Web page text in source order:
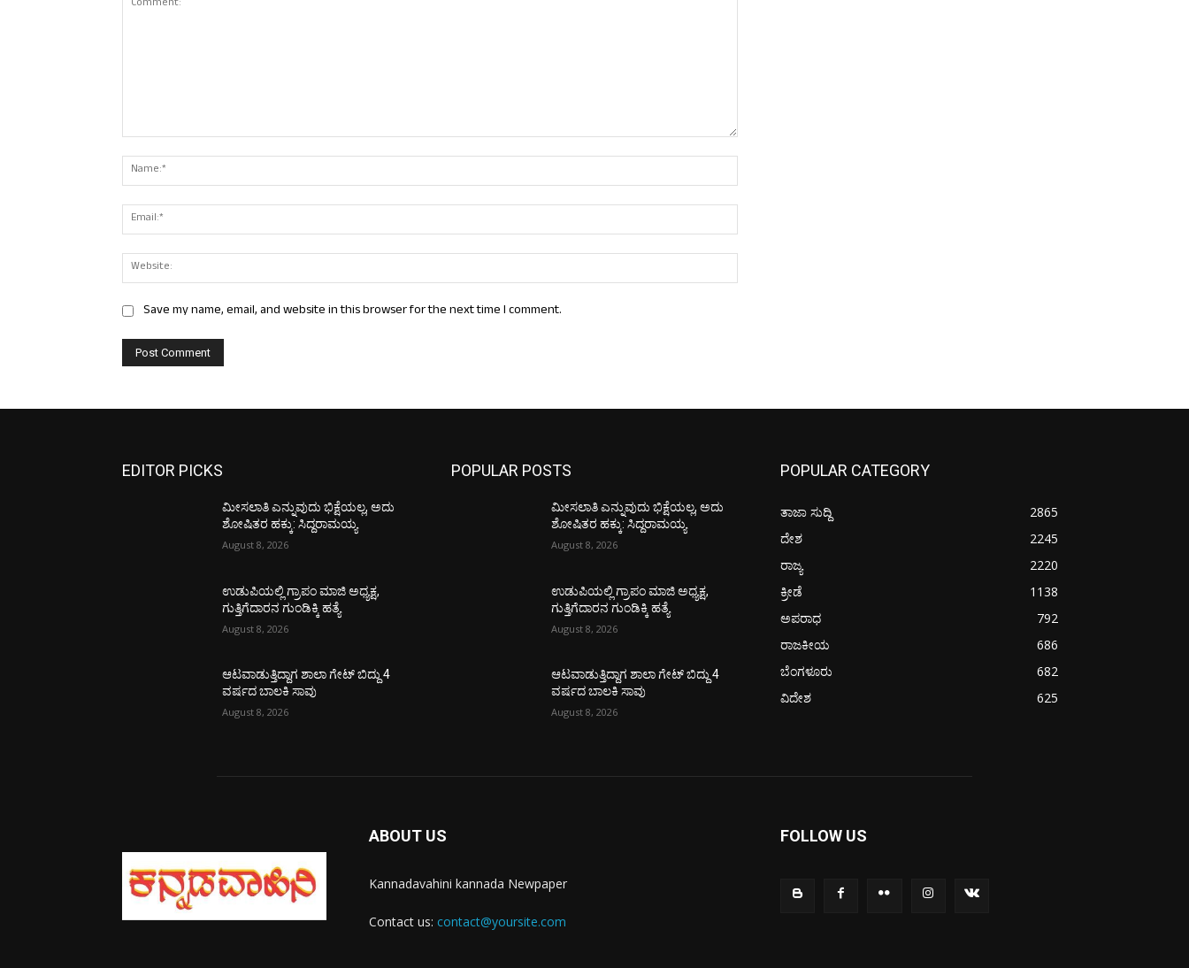
Save my name, email, and website in this browser for the next time I comment.
EDITOR PICKS
ಮೀಸಲಾತಿ ಎನ್ನುವುದು ಭಿಕ್ಷೆಯಲ್ಲ, ಅದು
ಶೋಷಿತರ ಹಕ್ಕು: ಸಿದ್ದರಾಮಯ್ಯ
August 8, 2026
ಉಡುಪಿಯಲ್ಲಿ ಗ್ರಾಪಂ ಮಾಜಿ ಅಧ್ಯಕ್ಷ,
ಗುತ್ತಿಗೆದಾರನ ಗುಂಡಿಕ್ಕಿ ಹತ್ಯೆ
August 8, 2026
ಆಟವಾಡುತ್ತಿದ್ದಾಗ ಶಾಲಾ ಗೇಟ್‌ ಬಿದ್ದು 4
ವರ್ಷದ ಬಾಲಕಿ ಸಾವು
August 8, 2026
POPULAR POSTS
ಮೀಸಲಾತಿ ಎನ್ನುವುದು ಭಿಕ್ಷೆಯಲ್ಲ, ಅದು
ಶೋಷಿತರ ಹಕ್ಕು: ಸಿದ್ದರಾಮಯ್ಯ
August 8, 2026
ಉಡುಪಿಯಲ್ಲಿ ಗ್ರಾಪಂ ಮಾಜಿ ಅಧ್ಯಕ್ಷ,
ಗುತ್ತಿಗೆದಾರನ ಗುಂಡಿಕ್ಕಿ ಹತ್ಯೆ
August 8, 2026
ಆಟವಾಡುತ್ತಿದ್ದಾಗ ಶಾಲಾ ಗೇಟ್‌ ಬಿದ್ದು 4
ವರ್ಷದ ಬಾಲಕಿ ಸಾವು
August 8, 2026
POPULAR CATEGORY
ತಾಜಾ ಸುದ್ದಿ
2865
ದೇಶ
2245
ರಾಜ್ಯ
2220
ಕ್ರೀಡೆ
1138
ಅಪರಾಧ
792
ರಾಜಕೀಯ
686
ಬೆಂಗಳೂರು
682
ವಿದೇಶ
625
ABOUT US
Kannadavahini kannada Newpaper
Contact us: contact@yoursite.com
FOLLOW US